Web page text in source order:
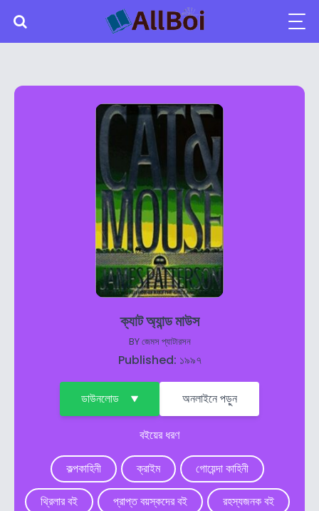
ক্যাট অ্যান্ড মাউস
BYজেমস প্যাটারসন
Published: ১৯৯৭
ডাউনলোড অনলাইনে পড়ুন
বইয়ের ধরণ
কল্পকাহিনী ক্রাইম
গোয়েন্দা কাহিনী
থ্রিলার বই
প্রাপ্ত বয়স্কদের বই
রহস্যজনক বই